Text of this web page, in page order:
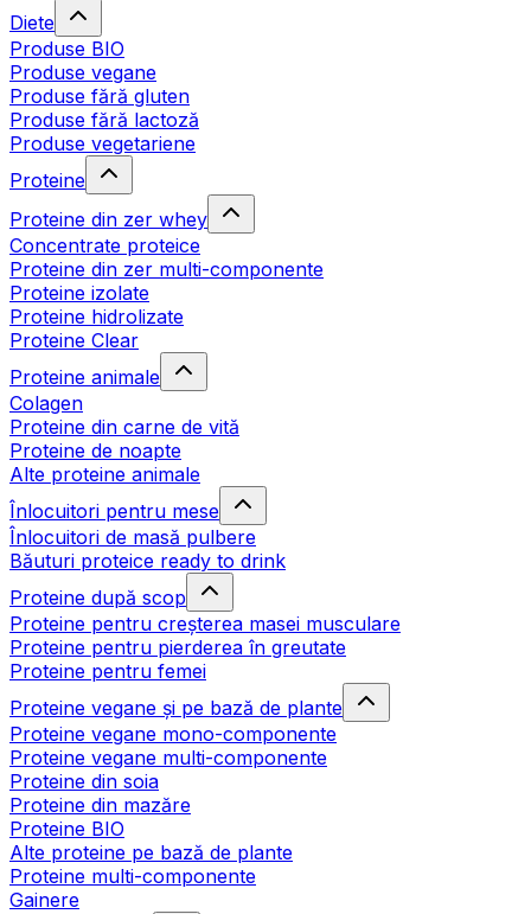
Diete
Produse BIO
Produse vegane
Produse fără gluten
Produse fără lactoză
Produse vegetariene
Proteine
Proteine din zer whey
Concentrate proteice
Proteine din zer multi-componente
Proteine izolate
Proteine hidrolizate
Proteine Clear
Proteine animale
Colagen
Proteine din carne de vită
Proteine de noapte
Alte proteine animale
Înlocuitori pentru mese
Înlocuitori de masă pulbere
Băuturi proteice ready to drink
Proteine după scop
Proteine pentru creșterea masei musculare
Proteine pentru pierderea în greutate
Proteine pentru femei
Proteine vegane și pe bază de plante
Proteine vegane mono-componente
Proteine vegane multi-componente
Proteine din soia
Proteine din mazăre
Proteine BIO
Alte proteine pe bază de plante
Proteine multi-componente
Gainere